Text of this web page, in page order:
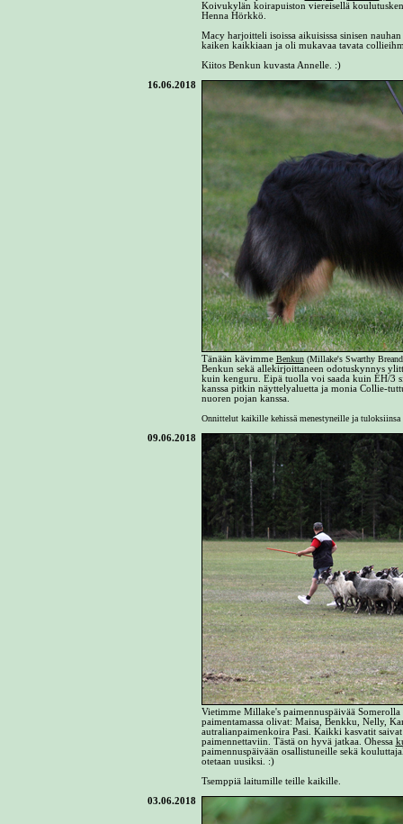
Koivukylän koirapuiston viereisellä
Henna Hörkkö.
Macy harjoitteli isoissa aikuisissa sinisen
kaiken kaikkiaan ja oli mukavaa tavata
Kiitos Benkun kuvasta Annelle. :)
16.06.2018
Tänään kävimme Benkun(Millake's Swarthy
Benkun sekä allekirjoittaneen odotuskynnys
kuin kenguru. Eipä tuolla voi saada kuin EH/3
kanssa pitkin näyttelyaluetta ja monia Collie-
nuoren pojan kanssa.
Onnittelut kaikille kehissä menestyneille ja
09.06.2018
Vietimme Millake's paimennuspäivää
paimentamassa olivat: Maisa, Benkku, Nelly,
autralianpaimenkoira Pasi. Kaikki kasvatit
paimennettaviin. Tästä on hyvä jatkaa. Ohessa
paimennuspäivään osallistuneille sekä
otetaan uusiksi. :)
Tsemppiä laitumille teille kaikille.
03.06.2018